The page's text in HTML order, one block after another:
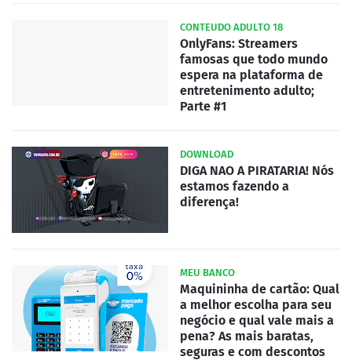
CONTEUDO ADULTO 18
OnlyFans: Streamers
famosas que todo mundo
espera na plataforma de
entretenimento adulto;
Parte #1
DOWNLOAD
DIGA NAO A PIRATARIA! Nós
estamos fazendo a
diferença!
MEU BANCO
Maquininha de cartão: Qual
a melhor escolha para seu
negócio e qual vale mais a
pena? As mais baratas,
seguras e com descontos